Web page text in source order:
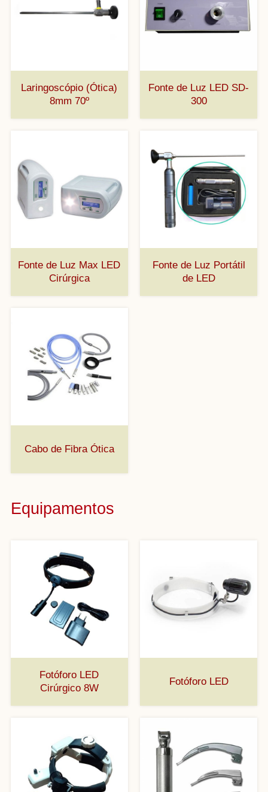
Laringoscópio (Ótica)
8mm 70º
Fonte de Luz LED SD-
300
Fonte de Luz Max LED
Cirúrgica
Fonte de Luz Portátil
de LED
Cabo de Fibra Ótica
Equipamentos
Fotóforo LED
Cirúrgico 8W
Fotóforo LED